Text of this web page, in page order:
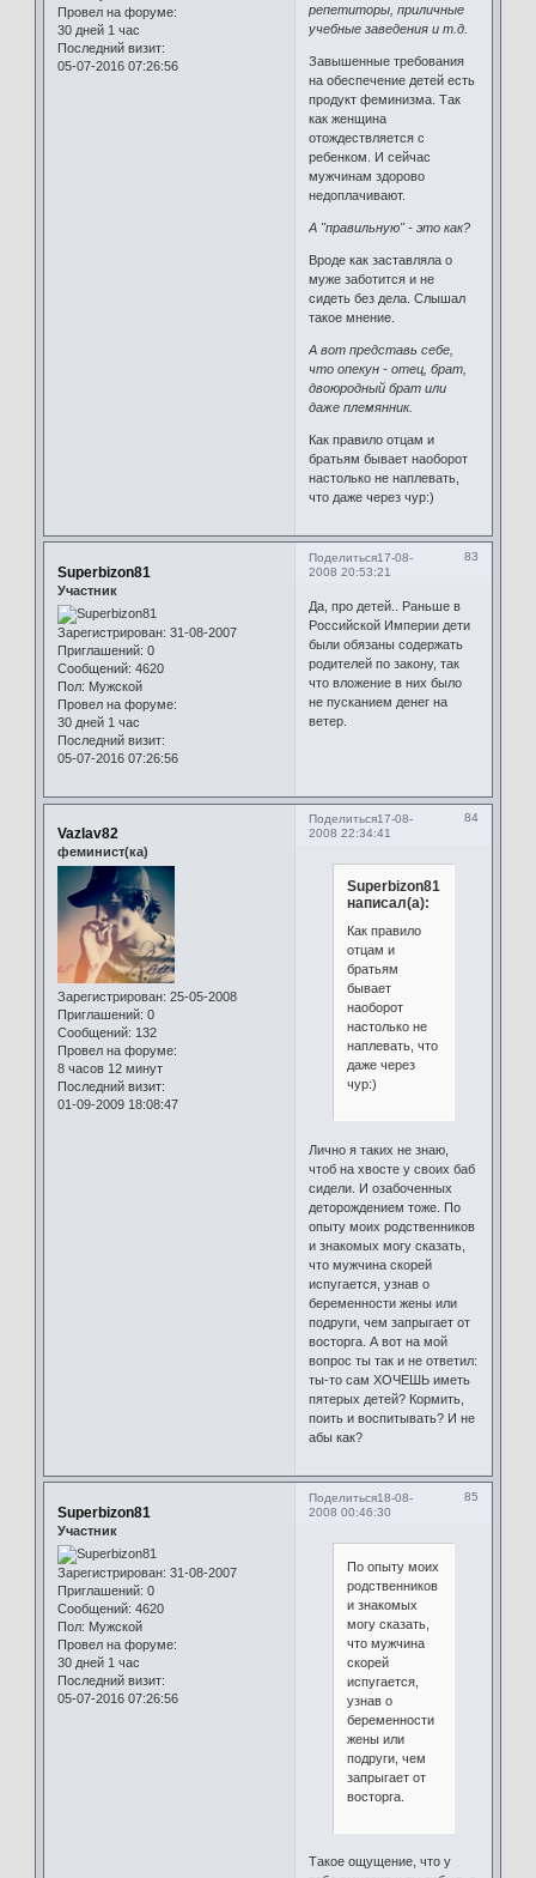
Провел на форуме:
30 дней 1 час
Последний визит:
05-07-2016 07:26:56
репетиторы, приличные
учебные заведения и т.д.
Завышенные требования
на обеспечение детей есть
продукт феминизма. Так
как женщина
отождествляется с
ребенком. И сейчас
мужчинам здорово
недоплачивают.
А "правильную" - это как?
Вроде как заставляла о
муже заботится и не
сидеть без дела. Слышал
такое мнение.
А вот представь себе,
что опекун - отец, брат,
двоюродный брат или
даже племянник.
Как правило отцам и
братьям бывает наоборот
настолько не наплевать,
что даже через чур:)
Поделиться 83
17-08-
2008 20:53:21
Superbizon81
Участник
Зарегистрирован: 31-08-2007
Приглашений: 0
Сообщений: 4620
Пол: Мужской
Провел на форуме:
30 дней 1 час
Последний визит:
05-07-2016 07:26:56
Да, про детей.. Раньше в
Российской Империи дети
были обязаны содержать
родителей по закону, так
что вложение в них было
не пусканием денег на
ветер.
Поделиться 84
17-08-
2008 22:34:41
Vazlav82
феминист(ка)
Зарегистрирован: 25-05-2008
Приглашений: 0
Сообщений: 132
Провел на форуме:
8 часов 12 минут
Последний визит:
01-09-2009 18:08:47
Superbizon81
написал(а):
Как правило
отцам и
братьям
бывает
наоборот
настолько не
наплевать, что
даже через
чур:)
Лично я таких не знаю,
чтоб на хвосте у своих баб
сидели. И озабоченных
деторождением тоже. По
опыту моих родственников
и знакомых могу сказать,
что мужчина скорей
испугается, узнав о
беременности жены или
подруги, чем запрыгает от
восторга. А вот на мой
вопрос ты так и не ответил:
ты-то сам ХОЧЕШЬ иметь
пятерых детей? Кормить,
поить и воспитывать? И не
абы как?
Поделиться 85
18-08-
2008 00:46:30
Superbizon81
Участник
Зарегистрирован: 31-08-2007
Приглашений: 0
Сообщений: 4620
Пол: Мужской
Провел на форуме:
30 дней 1 час
Последний визит:
05-07-2016 07:26:56
По опыту моих
родственников
и знакомых
могу сказать,
что мужчина
скорей
испугается,
узнав о
беременности
жены или
подруги, чем
запрыгает от
восторга.
Такое ощущение, что у